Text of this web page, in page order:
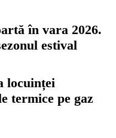
în vara 2026.
estival
locuinței
termice pe gaz